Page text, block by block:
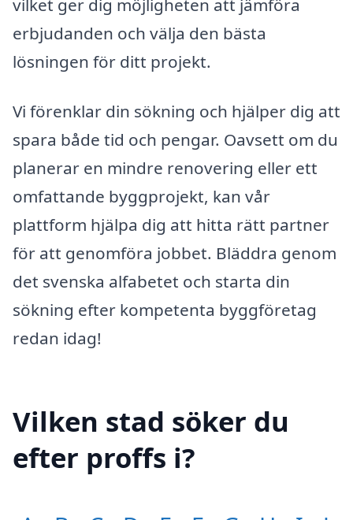
vilket ger dig möjligheten att jämföra
erbjudanden och välja den bästa
lösningen för ditt projekt.
Vi förenklar din sökning och hjälper dig att
spara både tid och pengar. Oavsett om du
planerar en mindre renovering eller ett
omfattande byggprojekt, kan vår
plattform hjälpa dig att hitta rätt partner
för att genomföra jobbet. Bläddra genom
det svenska alfabetet och starta din
sökning efter kompetenta byggföretag
redan idag!
Vilken stad söker du
efter proffs i?